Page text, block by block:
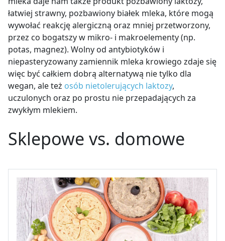
łatwiej strawny, pozbawiony białek mleka, które mogą
wywołać reakcję alergiczną oraz mniej przetworzony,
przez co bogatszy w mikro- i makroelementy (np.
potas, magnez). Wolny od antybiotyków i
niepasteryzowany zamiennik mleka krowiego zdaje się
więc być całkiem dobrą alternatywą nie tylko dla
wegan, ale też osób nietolerujących laktozy,
uczulonych oraz po prostu nie przepadających za
zwykłym mlekiem.
Sklepowe vs. domowe